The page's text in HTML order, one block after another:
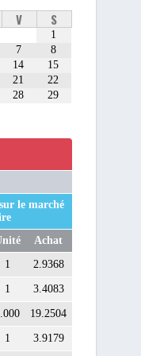
V S
1
7
8
14
15
21
22
28
29
le marché
Achat
1 2.9368
1 3.4083
19.2504
1 3.9179